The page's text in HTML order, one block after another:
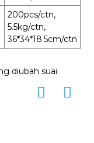
200pcs/ctn,
5.5kg/ctn,
36*34*18.5cm/ctn